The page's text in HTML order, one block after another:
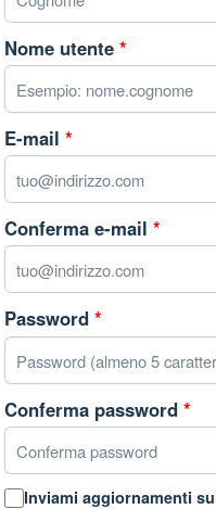
Nome utente *
E-mail *
Conferma e-mail *
Password *
Conferma password *
Inviami aggiornamenti